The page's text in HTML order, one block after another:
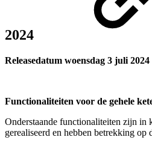
2024
Releasedatum woensdag 3 juli 2024
Functionaliteiten voor de gehele
Onderstaande functionaliteiten zijn in
gerealiseerd en hebben betrekking op